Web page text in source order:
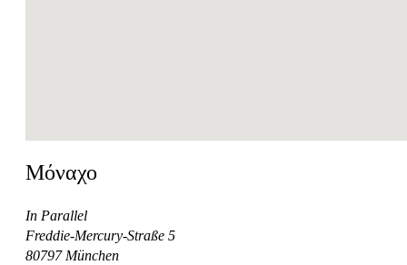
Μόναχο
In Parallel
Freddie-Mercury-Straße 5
80797 München